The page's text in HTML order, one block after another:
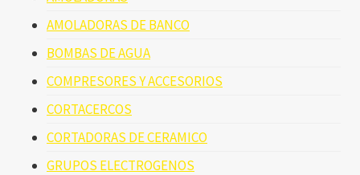
AMOLADORAS DE BANCO
BOMBAS DE AGUA
COMPRESORES Y ACCESORIOS
CORTACERCOS
CORTADORAS DE CERAMICO
GRUPOS ELECTROGENOS